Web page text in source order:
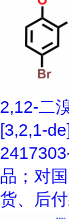
2,12-二
[3,2,1-
品；对
货、后